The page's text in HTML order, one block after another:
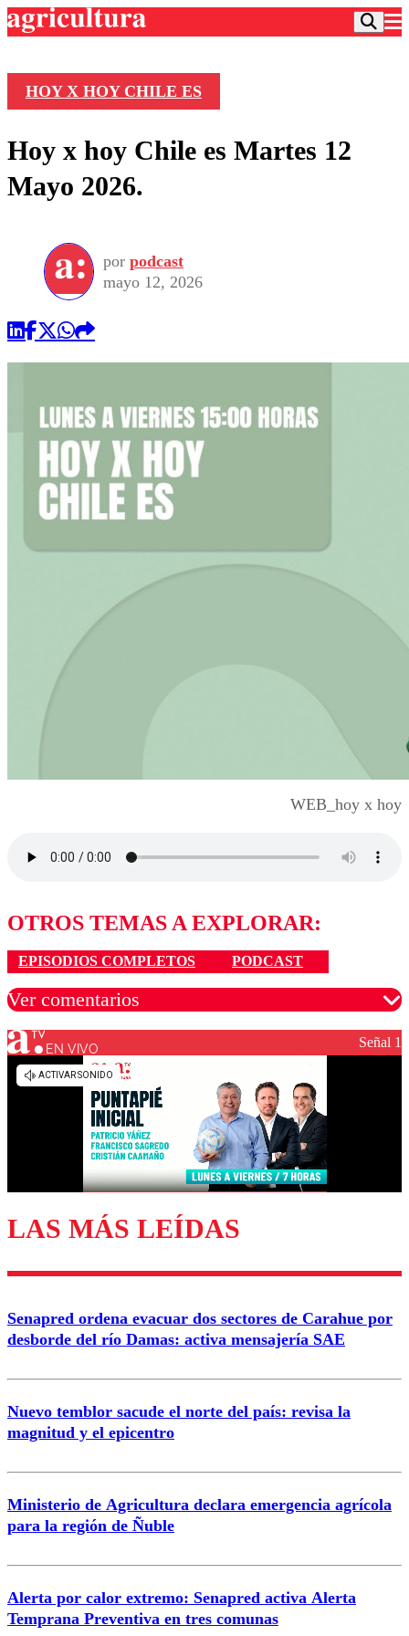
Frecuencias
Agricultura TV
Deportes
Motor
Otros Deportes
Dato Practico
Vida Social
Publicaciones en medios
Comercial
HOY X HOY CHILE ES
Hoy x hoy Chile es Martes 12
Mayo 2026.
por podcast
mayo 12, 2026
WEB_hoy x hoy
OTROS TEMAS A EXPLORAR:
EPISODIOS COMPLETOS PODCAST
Ver comentarios
Los comentarios son moderados para garantizar un
Enviar comentario
EN VIVO Señal 1
LAS MÁS LEÍDAS
Senapred ordena evacuar dos sectores de Carahue por
desborde del río Damas: activa mensajería SAE
Nuevo temblor sacude el norte del país: revisa la
magnitud y el epicentro
Ministerio de Agricultura declara emergencia agrícola
para la región de Ñuble
Alerta por calor extremo: Senapred activa Alerta
Temprana Preventiva en tres comunas